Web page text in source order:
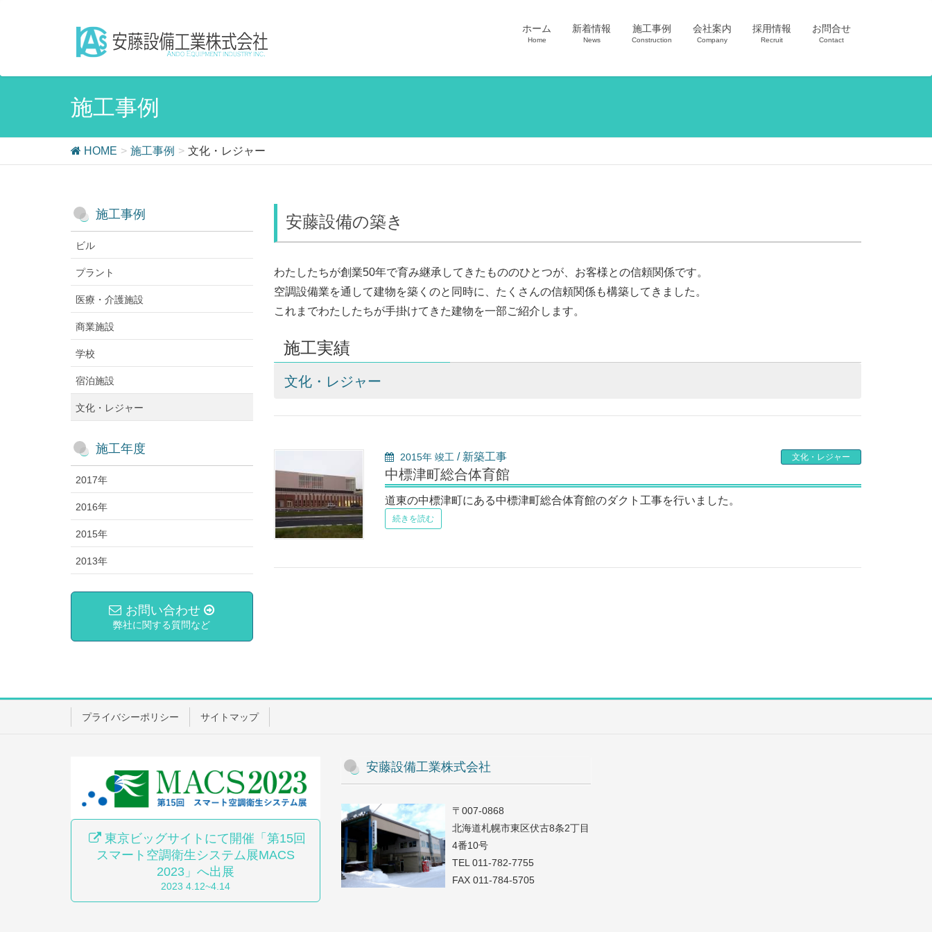
ホーム
Home
新着情報
News
施工事例
Construction
会社案内
Company
採用情報
Recruit
お問合せ
Contact
施工事例
HOME 施工事例 文化・レジャー
安藤設備の築き
わたしたちが創業50年で育み継承してきたもののひとつが、お客様との信頼関係です。
空調設備業を通して建物を築くのと同時に、たくさんの信頼関係も構築してきました。
これまでわたしたちが手掛けてきた建物を一部ご紹介します。
施工実績
文化・レジャー
2015年 竣工 / 新築工事 文化・レジャー
中標津町総合体育館
道東の中標津町にある中標津町総合体育館のダクト工事を行いました。
続きを読む
施工事例
ビル
プラント
医療・介護施設
商業施設
学校
宿泊施設
文化・レジャー
施工年度
2017年
2016年
2015年
2013年
お問い合わせ
弊社に関する質問など
プライバシーポリシー サイトマップ
東京ビッグサイトにて開催「第15回
スマート空調衛生システム展MACS
2023」へ出展
2023 4.12~4.14
安藤設備工業株式会社
〒007-0868
北海道札幌市東区伏古8条2丁目
4番10号
TEL 011-782-7755
FAX 011-784-5705